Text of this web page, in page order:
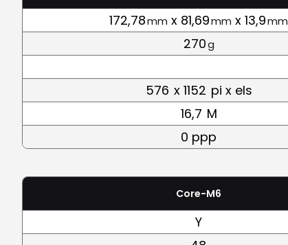
172,78mm x 81,69mm x 13,9mm
270g
576 x 1152 pi x els
16,7 M
0 ppp
Core-M6
Y